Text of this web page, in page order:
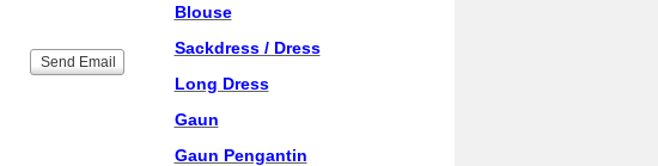
Blouse
Sackdress / Dress
Long Dress
Gaun
Gaun Pengantin